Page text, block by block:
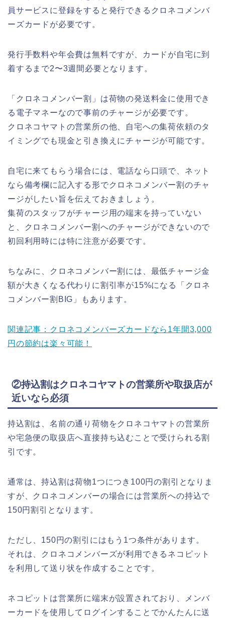
員サービスに登録をすると発行できるクロネコメンバ
ーズカードが必要です。
発行手数料や年会費は無料ですが、カードが自宅に到
着するまで2〜3週間必要となります。
「クロネコメンバー割」は荷物の発送料金に使用でき
る電子マネーなので事前のチャージが必要です。
クロネコヤマトの営業所の他、自宅への集荷依頼のタ
イミングでも現金と引き換えにチャージが可能です。
自宅に来てもらう場合には、電話なら口頭で、ネット
なら備考欄に記入する形でクロネコメンバー割のチャ
ージがしたい旨を伝えておきましょう。
集荷のスタッフがチャージ用の端末を持っていない
と、クロネコメンバー割へのチャージができないので
初回利用時には特に注意が必要です。
ちなみに、クロネコメンバー割には、最低チャージ金
額が大きくなる代わりに割引率が15%になる「クロネ
コメンバー割BIG」もあります。
関連記事：クロネコメンバーズカードなら1年間3,000
円の節約は楽々可能！
②持込割はクロネコヤマトの営業所や取扱店が
近いなら必須
持込割は、名前の通り荷物をクロネコヤマトの営業所
や宅急便の取扱店へ直接持ち込むことで受けられる割
引です。
通常は、持込割は荷物1つにつき100円の割引となりま
すが、クロネコメンバーの場合には営業所への持込で
150円割引となります。
ただし、150円の割引にはもう1つ条件があります。
それは、クロネコメンバーズが利用できるネコピット
を利用して送り状を作成することです。
ネコピットは営業所に端末が設置されており、メンバ
ーカードを使用してログインすることでかんたんに送